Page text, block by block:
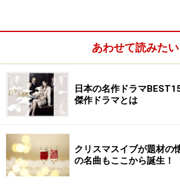
あわせて読みたい
日本の名作ドラマ
傑作ドラマとは
クリスマスイブが題材の
の名曲もここから誕生！